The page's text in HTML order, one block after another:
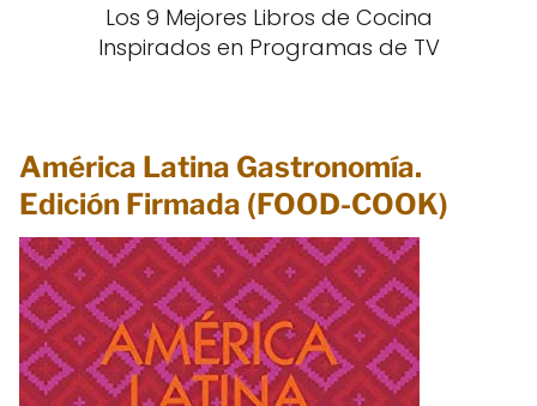
Los 9 Mejores Libros de Cocina
Inspirados en Programas de TV
América Latina Gastronomía.
Edición Firmada (FOOD-COOK)